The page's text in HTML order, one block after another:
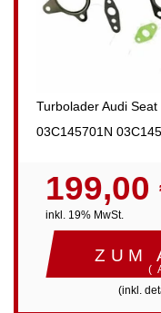
Turbolader Audi
03C145701N
199,00
inkl. 19% MwSt.
ZUM
(inkl.